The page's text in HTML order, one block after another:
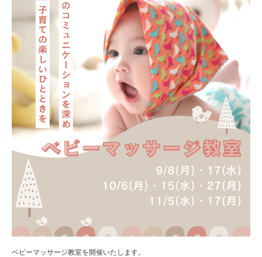
ベビーマッサージ教室を開催いたします。